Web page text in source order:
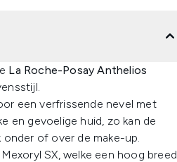
La Roche-Posay Anthelios
een verfrissende nevel met
en gevoelige huid, zo kan de
of over de make-up.
SX, welke een hoog breed